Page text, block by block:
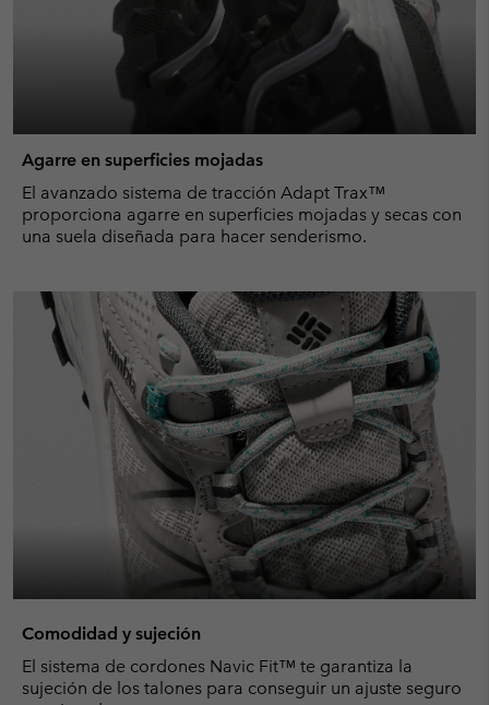
Agarre en superficies mojadas
El avanzado sistema de tracción Adapt Trax™
proporciona agarre en superficies mojadas y secas con
una suela diseñada para hacer senderismo.
Comodidad y sujeción
El sistema de cordones Navic Fit™ te garantiza la
sujeción de los talones para conseguir un ajuste seguro